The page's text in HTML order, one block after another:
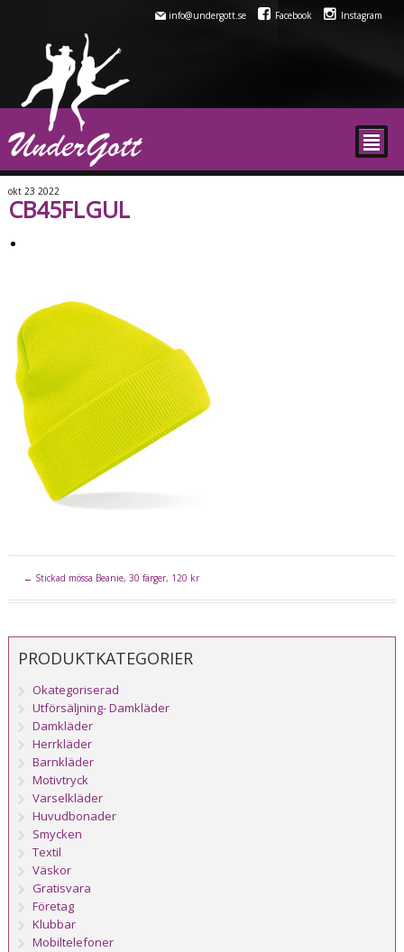
info@undergott.se Facebook Instagram
²
okt 23 2022
CB45FLGUL
← Stickad mössa Beanie, 30 färger, 120 kr
PRODUKTKATEGORIER
Okategoriserad
Utförsäljning- Damkläder
Damkläder
Herrkläder
Barnkläder
Motivtryck
Varselkläder
Huvudbonader
Smycken
Textil
Väskor
Gratisvara
Företag
Klubbar
Mobiltelefoner